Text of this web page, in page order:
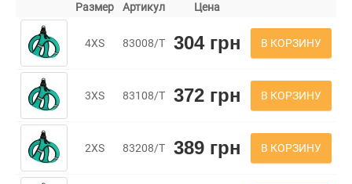
Размер Артикул Цена
4XS 83008/Т 304 грн В КОРЗИНУ
3XS 83108/Т 372 грн В КОРЗИНУ
2XS 83208/Т 389 грн В КОРЗИНУ